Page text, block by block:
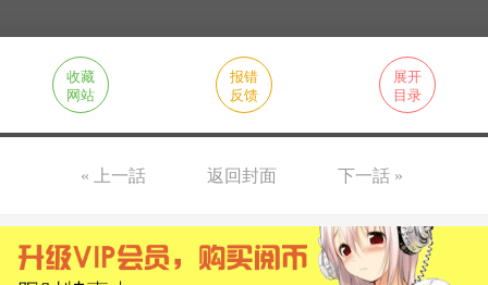
收藏
网站
报错
反馈
展开
目录
« 上一話 返回封面 下一話 »